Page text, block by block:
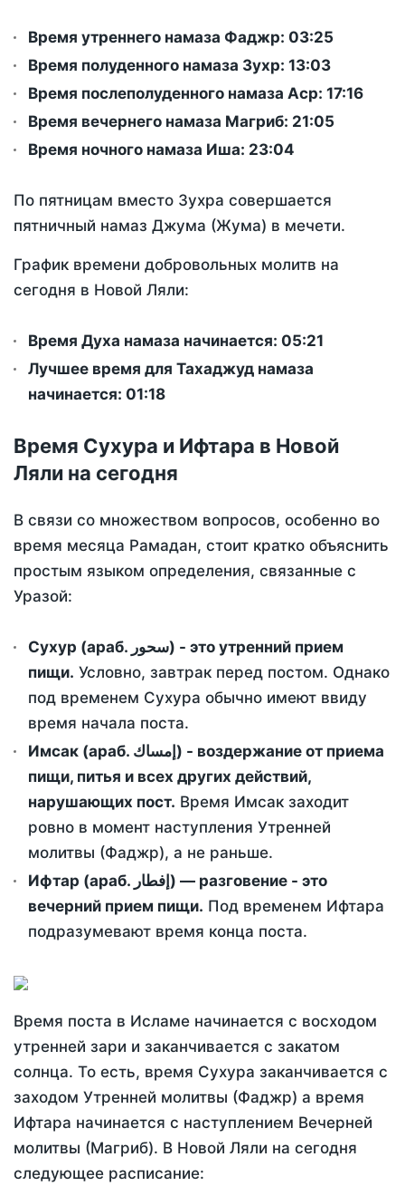
Время утреннего намаза Фаджр: 03:25
Время полуденного намаза Зухр: 13:03
Время послеполуденного намаза Аср: 17:16
Время вечернего намаза Магриб: 21:05
Время ночного намаза Иша: 23:04
По пятницам вместо Зухра совершается
пятничный намаз Джума (Жума) в мечети.
График времени добровольных молитв на
сегодня в Новой Ляли:
Время Духа намаза начинается: 05:21
Лучшее время для Тахаджуд намаза
начинается: 01:18
Время Сухура и Ифтара в Новой
Ляли на сегодня
В связи со множеством вопросов, особенно во
время месяца Рамадан, стоит кратко объяснить
простым языком определения, связанные с
Уразой:
Сухур (араб. سحور) - это утренний прием
пищи. Условно, завтрак перед постом. Однако
под временем Сухура обычно имеют ввиду
время начала поста.
Имсак (араб. إمساك) - воздержание от приема
пищи, питья и всех других действий,
нарушающих пост. Время Имсак заходит
ровно в момент наступления Утренней
молитвы (Фаджр), а не раньше.
Ифтар (араб. إفطار) — разговение - это
вечерний прием пищи. Под временем Ифтара
подразумевают время конца поста.
Время поста в Исламе начинается с восходом
утренней зари и заканчивается с закатом
солнца. То есть, время Сухура заканчивается с
заходом Утренней молитвы (Фаджр) а время
Ифтара начинается с наступлением Вечерней
молитвы (Магриб). В Новой Ляли на сегодня
следующее расписание: